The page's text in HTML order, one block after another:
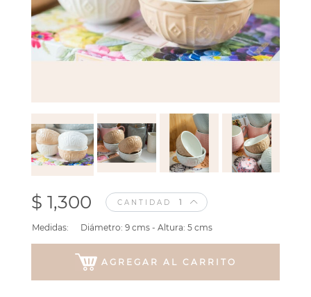
$ 1,300 CANTIDAD
Medidas: Diámetro: 9 cms - Altura: 5 cms
AGREGAR AL CARRITO